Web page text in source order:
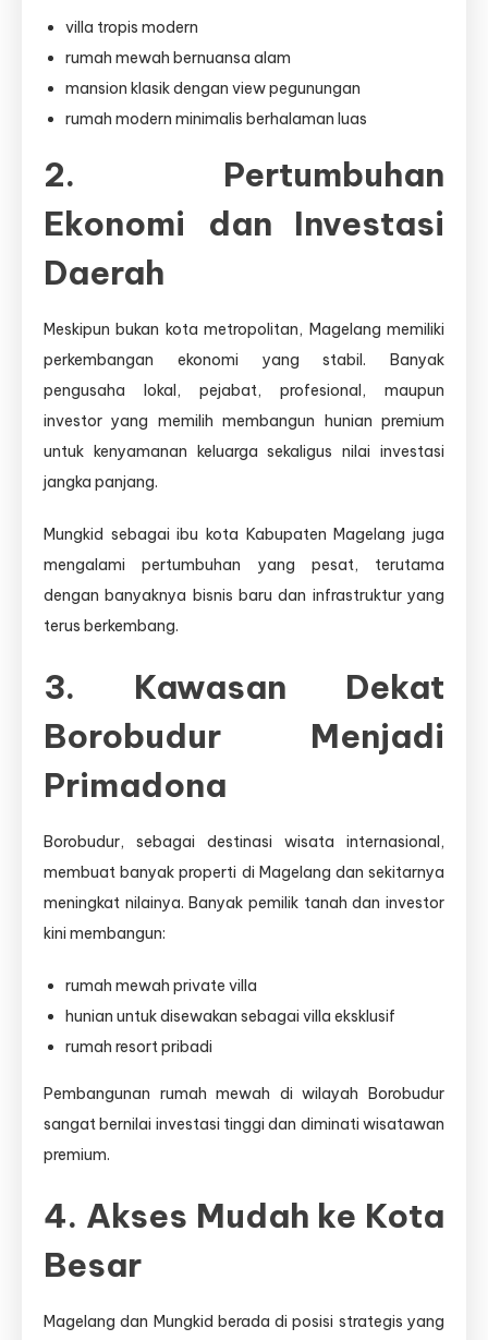
villa tropis modern
rumah mewah bernuansa alam
mansion klasik dengan view pegunungan
rumah modern minimalis berhalaman luas
2. Pertumbuhan
Ekonomi dan Investasi
Daerah
Meskipun bukan kota metropolitan, Magelang memiliki
perkembangan ekonomi yang stabil. Banyak
pengusaha lokal, pejabat, profesional, maupun
investor yang memilih membangun hunian premium
untuk kenyamanan keluarga sekaligus nilai investasi
jangka panjang.
Mungkid sebagai ibu kota Kabupaten Magelang juga
mengalami pertumbuhan yang pesat, terutama
dengan banyaknya bisnis baru dan infrastruktur yang
terus berkembang.
3. Kawasan Dekat
Borobudur Menjadi
Primadona
Borobudur, sebagai destinasi wisata internasional,
membuat banyak properti di Magelang dan sekitarnya
meningkat nilainya. Banyak pemilik tanah dan investor
kini membangun:
rumah mewah private villa
hunian untuk disewakan sebagai villa eksklusif
rumah resort pribadi
Pembangunan rumah mewah di wilayah Borobudur
sangat bernilai investasi tinggi dan diminati wisatawan
premium.
4. Akses Mudah ke Kota
Besar
Magelang dan Mungkid berada di posisi strategis yang